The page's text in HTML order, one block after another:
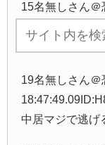
15名無しさん
19名無しさん
中居マジで逃げ